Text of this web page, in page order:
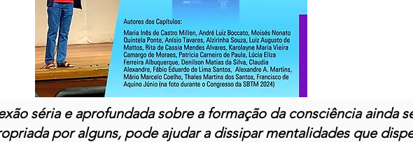
séria e aprofundada sobre a formação da consciência ainda
por alguns, pode ajudar a dissipar mentalidades que